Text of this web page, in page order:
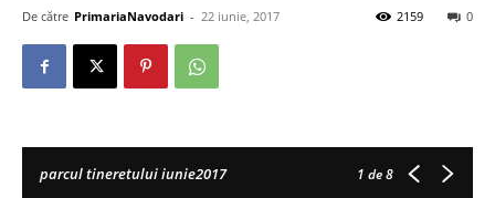
De către PrimariaNavodari - 22 iunie, 2017 0
2159
parcul tineretului iunie2017 1 de 8